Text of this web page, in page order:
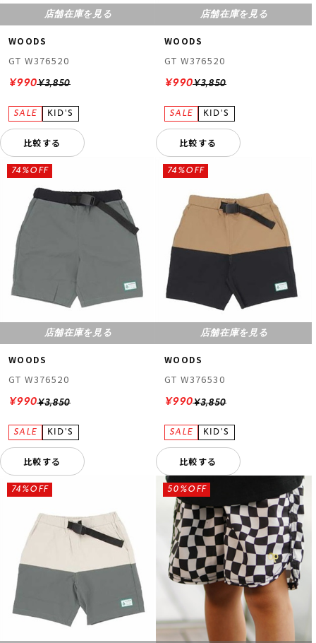
店舗在庫を見る
WOODS
GT W376520
¥3,850
¥990
比較する
店舗在庫を見る
WOODS
GT W376520
¥3,850
¥990
比較する
店舗在庫を見る
WOODS
GT W376520
¥3,850
74%OFF
¥990
比較する
店舗在庫を見る
WOODS
GT W376530
¥3,850
74%OFF
¥990
比較する
74%OFF 50%OFF